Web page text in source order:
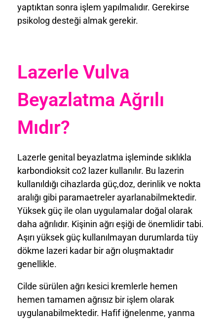
yaptıktan sonra işlem yapılmalıdır. Gerekirse
psikolog desteği almak gerekir.
Lazerle Vulva
Beyazlatma Ağrılı
Mıdır?
Lazerle genital beyazlatma işleminde sıklıkla
karbondioksit co2 lazer kullanılır. Bu lazerin
kullanıldığı cihazlarda güç,doz, derinlik ve nokta
aralığı gibi paramaetreler ayarlanabilmektedir.
Yüksek güç ile olan uygulamalar doğal olarak
daha ağrılıdır. Kişinin ağrı eşiği de önemlidir tabi.
Aşırı yüksek güç kullanılmayan durumlarda tüy
dökme lazeri kadar bir ağrı oluşmaktadır
genellikle.
Cilde sürülen ağrı kesici kremlerle hemen
hemen tamamen ağrısız bir işlem olarak
uygulanabilmektedir. Hafif iğnelenme, yanma